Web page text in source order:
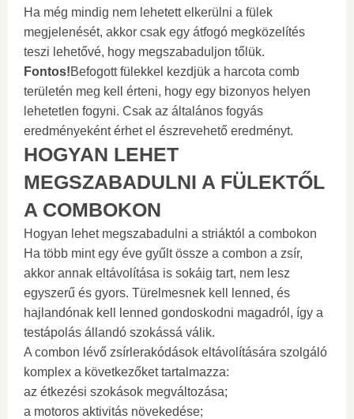
Ha még mindig nem lehetett elkerülni a fülek
megjelenését, akkor csak egy átfogó megközelítés
teszi lehetővé, hogy megszabaduljon tőlük.
Fontos!Befogott fülekkel kezdjük a harcota comb
területén meg kell érteni, hogy egy bizonyos helyen
lehetetlen fogyni. Csak az általános fogyás
eredményeként érhet el észrevehető eredményt.
HOGYAN LEHET
MEGSZABADULNI A FÜLEKTŐL
A COMBOKON
Hogyan lehet megszabadulni a striáktól a combokon
Ha több mint egy éve gyűlt össze a combon a zsír,
akkor annak eltávolítása is sokáig tart, nem lesz
egyszerű és gyors. Türelmesnek kell lenned, és
hajlandónak kell lenned gondoskodni magadról, így a
testápolás állandó szokássá válik.
A combon lévő zsírlerakódások eltávolítására szolgáló
komplex a következőket tartalmazza:
az étkezési szokások megváltozása;
a motoros aktivitás növekedése;